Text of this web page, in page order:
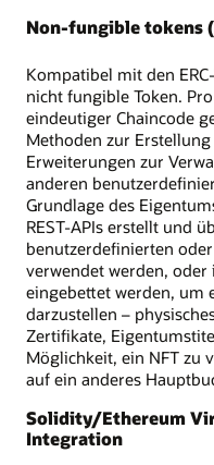
Non-fungible tokens
Kompatibel mit den
nicht fungible Token.
eindeutiger Chaincode
Methoden zur
Erweiterungen zur
anderen
Grundlage des
REST-APIs erstellt und
benutzerdefinierten
verwendet werden,
eingebettet werden, um
darzustellen –
Zertifikate,
Möglichkeit, ein NFT zu
auf ein anderes
Solidity/Ethereum
Integration